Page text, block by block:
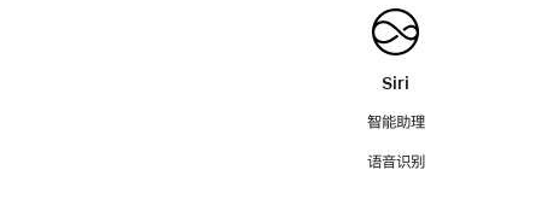
Siri
智能助理
语音识别